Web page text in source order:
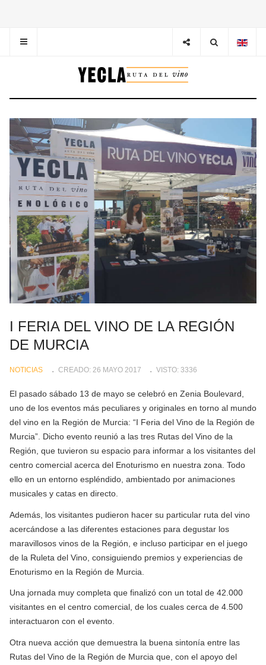
I FERIA DEL VINO DE LA REGIÓN
DE MURCIA
NOTICIAS CREADO: 26 MAYO 2017 VISTO: 3336
El pasado sábado 13 de mayo se celebró en Zenia Boulevard,
uno de los eventos más peculiares y originales en torno al mundo
del vino en la Región de Murcia: “I Feria del Vino de la Región de
Murcia”. Dicho evento reunió a las tres Rutas del Vino de la
Región, que tuvieron su espacio para informar a los visitantes del
centro comercial acerca del Enoturismo en nuestra zona. Todo
ello en un entorno espléndido, ambientado por animaciones
musicales y catas en directo.
Además, los visitantes pudieron hacer su particular ruta del vino
acercándose a las diferentes estaciones para degustar los
maravillosos vinos de la Región, e incluso participar en el juego
de la Ruleta del Vino, consiguiendo premios y experiencias de
Enoturismo en la Región de Murcia.
Una jornada muy completa que finalizó con un total de 42.000
visitantes en el centro comercial, de los cuales cerca de 4.500
interactuaron con el evento.
Otra nueva acción que demuestra la buena sintonía entre las
Rutas del Vino de la Región de Murcia que, con el apoyo del